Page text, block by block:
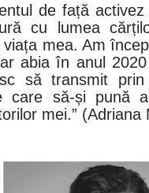
de față
cu lumea
mea. Am
abia în anul
să transmit
care să-și pună
mei.” (Adriana